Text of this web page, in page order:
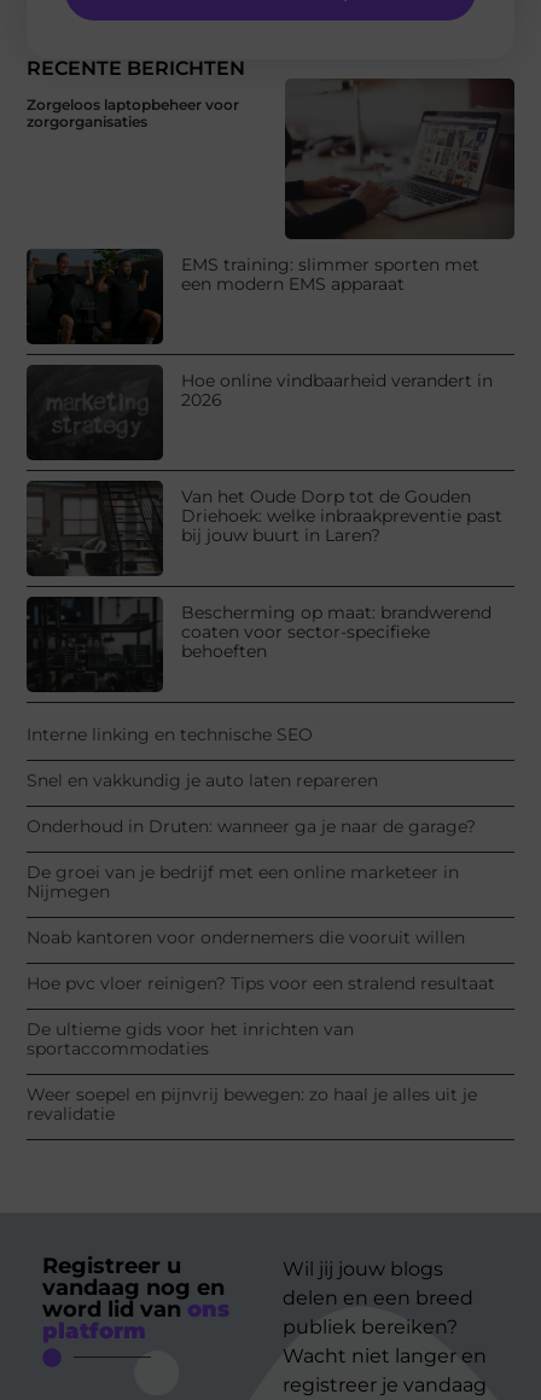
RECENTE BERICHTEN
Zorgeloos laptopbeheer voor
zorgorganisaties
EMS training: slimmer sporten met
een modern EMS apparaat
Hoe online vindbaarheid verandert in
2026
Van het Oude Dorp tot de Gouden
Driehoek: welke inbraakpreventie past
bij jouw buurt in Laren?
Bescherming op maat: brandwerend
coaten voor sector-specifieke
behoeften
Interne linking en technische SEO
Snel en vakkundig je auto laten repareren
Onderhoud in Druten: wanneer ga je naar de garage?
De groei van je bedrijf met een online marketeer in
Nijmegen
Noab kantoren voor ondernemers die vooruit willen
Hoe pvc vloer reinigen? Tips voor een stralend resultaat
De ultieme gids voor het inrichten van
sportaccommodaties
Weer soepel en pijnvrij bewegen: zo haal je alles uit je
revalidatie
Registreer u
vandaag nog en
word lid van ons
platform
Wil jij jouw blogs
delen en een breed
publiek bereiken?
Wacht niet langer en
registreer je vandaag